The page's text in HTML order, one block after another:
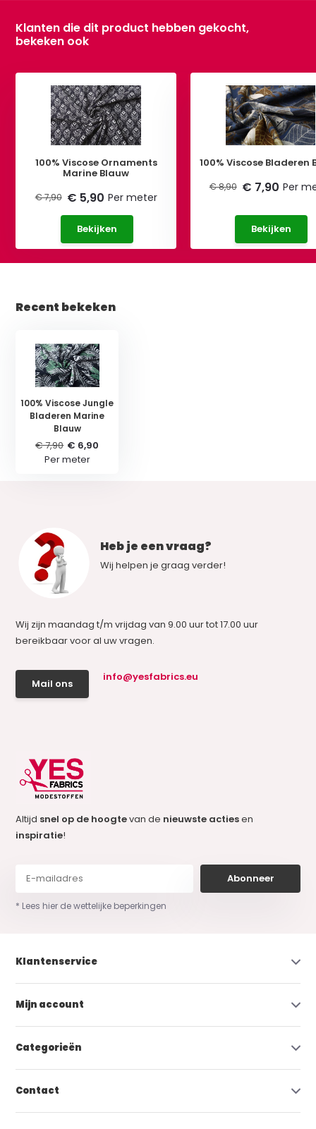
Klanten die dit product hebben gekocht,
bekeken ook
100% Viscose Ornaments
Marine Blauw
€ 7,90 € 5,90 Per meter
Bekijken
100% Viscose Bladeren
€ 8,90 € 7,90 Per
Bekijken
Recent bekeken
100% Viscose Jungle
Bladeren Marine
Blauw
€ 7,90 € 6,90
Per meter
Heb je een vraag?
Wij helpen je graag verder!
Wij zijn maandag t/m vrijdag van 9.00 uur tot 17.00 uur
bereikbaar voor al uw vragen.
Mail ons
info@yesfabrics.eu
Altijd snel op de hoogtevan de nieuwste actiesen
inspiratie!
Abonneer
* Lees hier de wettelijke beperkingen
Klantenservice
Mijn account
Categorieën
Contact